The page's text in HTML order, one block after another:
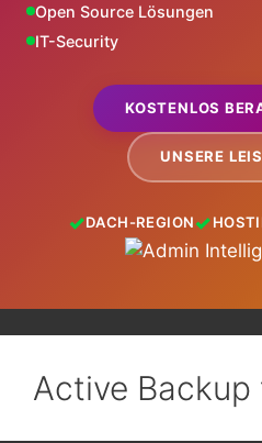
Open Source Lösungen
IT-Security
KOSTENLOS
UNSERE
DACH-REGION
Active Backup